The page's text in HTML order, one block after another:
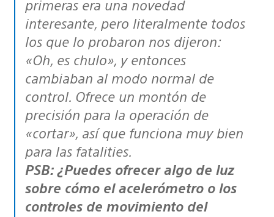
primeras era una novedad
interesante, pero literalmente todos
los que lo probaron nos dijeron:
«Oh, es chulo», y entonces
cambiaban al modo normal de
control. Ofrece un montón de
precisión para la operación de
«cortar», así que funciona muy bien
para las fatalities.
PSB: ¿Puedes ofrecer algo de luz
sobre cómo el acelerómetro o los
controles de movimiento del